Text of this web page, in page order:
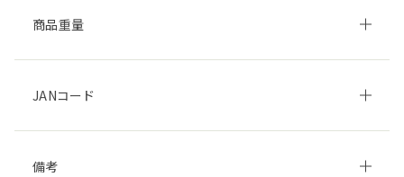
商品重量
JANコード
備考